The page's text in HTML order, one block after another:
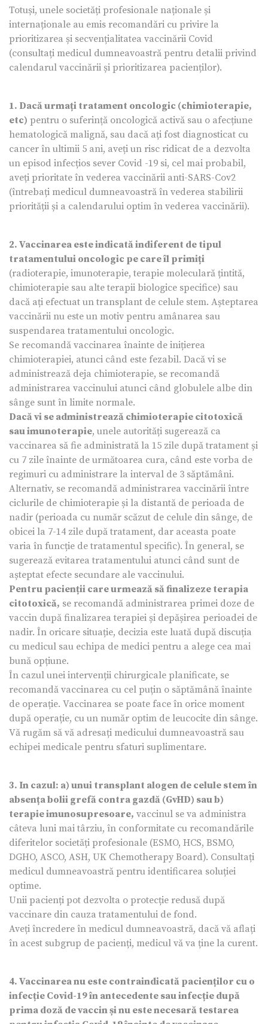
Totuși, unele societăți profesionale naționale și
internaționale au emis recomandări cu privire la
prioritizarea și secvențialitatea vaccinării Covid
(consultați medicul dumneavoastră pentru detalii privind
calendarul vaccinării și prioritizarea pacienților).
1. Dacă urmați tratament oncologic (chimioterapie,
etc) pentru o suferință oncologică activă sau o afecțiune
hematologică malignă, sau dacă ați fost diagnosticat cu
cancer în ultimii 5 ani, aveți un risc ridicat de a dezvolta
un episod infecțios sever Covid -19 si, cel mai probabil,
aveți prioritate în vederea vaccinării anti-SARS-Cov2
(întrebați medicul dumneavoastră în vederea stabilirii
priorității și a calendarului optim în vederea vaccinării).
2. Vaccinarea este indicată indiferent de tipul
tratamentului oncologic pe care îl primiți
(radioterapie, imunoterapie, terapie moleculară țintită,
chimioterapie sau alte terapii biologice specifice) sau
dacă ați efectuat un transplant de celule stem. Așteptarea
vaccinării nu este un motiv pentru amânarea sau
suspendarea tratamentului oncologic.
Se recomandă vaccinarea înainte de inițierea
chimioterapiei, atunci când este fezabil. Dacă vi se
administrează deja chimioterapie, se recomandă
administrarea vaccinului atunci când globulele albe din
sânge sunt în limite normale.
Dacă vi se administrează chimioterapie citotoxică
sau imunoterapie, unele autorități sugerează ca
vaccinarea să fie administrată la 15 zile după tratament și
cu 7 zile înainte de următoarea cura, când este vorba de
regimuri cu administrare la interval de 3 săptămâni.
Alternativ, se recomandă administrarea vaccinării între
ciclurile de chimioterapie și la distantă de perioada de
nadir (perioada cu număr scăzut de celule din sânge, de
obicei la 7-14 zile după tratament, dar aceasta poate
varia în funcție de tratamentul specific). În general, se
sugerează evitarea tratamentului atunci când sunt de
așteptat efecte secundare ale vaccinului.
Pentru pacienții care urmează să finalizeze terapia
citotoxică, se recomandă administrarea primei doze de
vaccin după finalizarea terapiei și depășirea perioadei de
nadir. În oricare situație, decizia este luată după discuția
cu medicul sau echipa de medici pentru a alege cea mai
bună opțiune.
În cazul unei intervenții chirurgicale planificate, se
recomandă vaccinarea cu cel puțin o săptămână înainte
de operație. Vaccinarea se poate face în orice moment
după operație, cu un număr optim de leucocite din sânge.
Vă rugăm să vă adresați medicului dumneavoastră sau
echipei medicale pentru sfaturi suplimentare.
3. In cazul: a) unui transplant alogen de celule stem în
absența bolii grefă contra gazdă (GvHD) sau b)
terapie imunosupresoare, vaccinul se va administra
câteva luni mai târziu, în conformitate cu recomandările
diferitelor societăți profesionale (ESMO, HCS, BSMO,
DGHO, ASCO, ASH, UK Chemotherapy Board). Consultați
medicul dumneavoastră pentru identificarea soluției
optime.
Unii pacienți pot dezvolta o protecție redusă după
vaccinare din cauza tratamentului de fond.
Aveți încredere în medicul dumneavoastră, dacă vă aflați
în acest subgrup de pacienți, medicul vă va ține la curent.
4. Vaccinarea nu este contraindicată pacienților cu o
infecție Covid-19 în antecedente sau infecție după
prima doză de vaccin și nu este necesară testarea